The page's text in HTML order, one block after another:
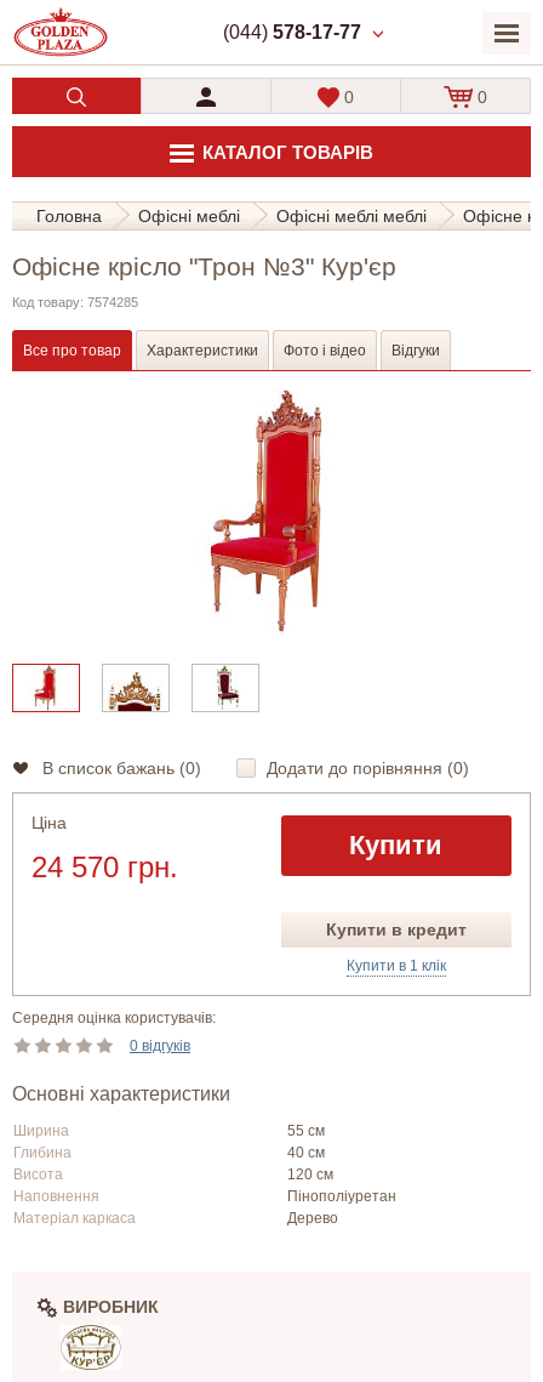
(044) 578-17-77
КАТАЛОГ ТОВАРІВ
0 0
Головна Офісні меблі Офісні меблі меблі Офісне
Офісне крісло "Трон №3" Кур'єр
Код товару: 7574285
Все про товар Характеристики Фото і відео Відгуки
В список бажань (0) Додати до порівняння (0)
Ціна
24 570 грн.
Купити
Купити в кредит
Купити в 1 клік
Середня оцінка користувачів:
0 відгуків
Основні характеристики
Ширина
55 см
Глибина
40 см
Висота
120 см
Наповнення
Пінополіуретан
Матеріал каркаса
Дерево
ВИРОБНИК